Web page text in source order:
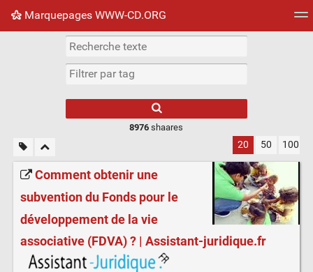
Marquepages WWW-CD.ORG
Nuage de tags Mur d'images
8976 shaares
20 50 100
Comment obtenir une
subvention du Fonds pour le
développement de la vie
associative (FDVA) ? | Assistant-juridique.fr